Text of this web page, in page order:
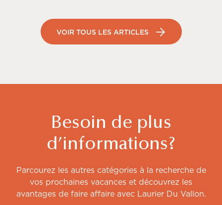
VOIR TOUS LES ARTICLES
Besoin de plus
d’informations?
Parcourez les autres catégories à la recherche de
vos prochaines vacances et découvrez les
avantages de faire affaire avec Laurier Du Vallon.